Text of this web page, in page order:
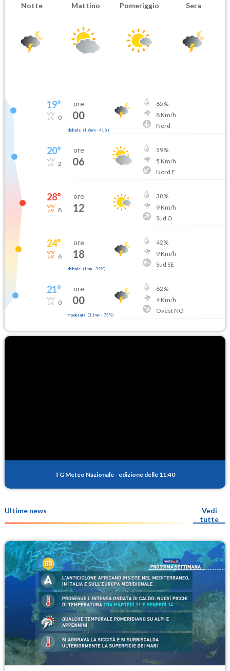
Notte Mattino Pomeriggio Sera
19°
0
ore
00
debole (1.6mm- 41 %)
65%
8Km/h
Nord
20°
2
ore
06
59%
5 Km/h
Nord E
28°
8
ore
12
38%
9Km/h
Sud O
24°
6
ore
18
debole (1mm- 39%)
42%
9Km/h
Sud SE
21°
0
ore
00
moderata (3.1mm- 75 %)
62%
4Km/h
Ovest NO
TG Meteo Nazionale - edizione delle 11:40
Ultime news
Vedi
tutte